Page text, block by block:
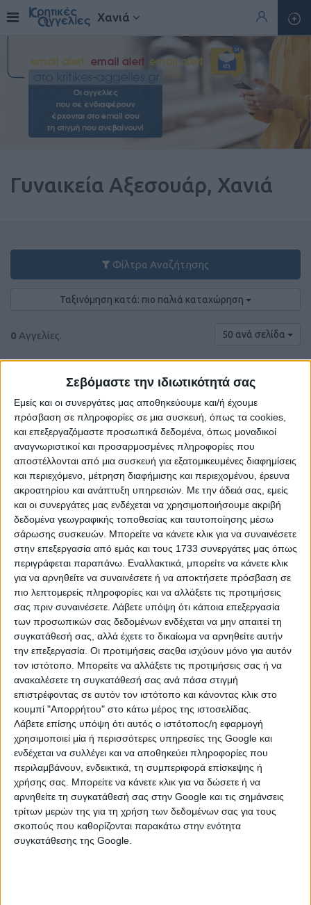
Σεβόμαστε την ιδιωτικότητά σας
Εμείς και οι συνεργάτες μας αποθηκεύουμε και/ή έχουμε
πρόσβαση σε πληροφορίες σε μια συσκευή, όπως τα cookies,
και επεξεργαζόμαστε προσωπικά δεδομένα, όπως μοναδικοί
αναγνωριστικοί και προσαρμοσμένες πληροφορίες που
αποστέλλονται από μια συσκευή για εξατομικευμένες διαφημίσεις
και περιεχόμενο, μέτρηση διαφήμισης και περιεχομένου, έρευνα
ακροατηρίου και ανάπτυξη υπηρεσιών. Με την άδειά σας, εμείς
και οι συνεργάτες μας ενδέχεται να χρησιμοποιήσουμε ακριβή
δεδομένα γεωγραφικής τοποθεσίας και ταυτοποίησης μέσω
σάρωσης συσκευών. Μπορείτε να κάνετε κλικ για να συναινέσετε
στην επεξεργασία από εμάς και τους 1733 συνεργάτες μας όπως
περιγράφεται παραπάνω. Εναλλακτικά, μπορείτε να κάνετε κλικ
για να αρνηθείτε να συναινέσετε ή να αποκτήσετε πρόσβαση σε
πιο λεπτομερείς πληροφορίες και να αλλάξετε τις προτιμήσεις
σας πριν συναινέσετε. Λάβετε υπόψη ότι κάποια επεξεργασία
των προσωπικών σας δεδομένων ενδέχεται να μην απαιτεί τη
συγκατάθεσή σας, αλλά έχετε το δικαίωμα να αρνηθείτε αυτήν
την επεξεργασία. Οι προτιμήσεις σαςθα ισχύουν μόνο για αυτόν
τον ιστότοπο. Μπορείτε να αλλάξετε τις προτιμήσεις σας ή να
ανακαλέσετε τη συγκατάθεσή σας ανά πάσα στιγμή
επιστρέφοντας σε αυτόν τον ιστότοπο και κάνοντας κλικ στο
κουμπί "Απορρήτου" στο κάτω μέρος της ιστοσελίδας.
Λάβετε επίσης υπόψη ότι αυτός ο ιστότοπος/η εφαρμογή
χρησιμοποιεί μία ή περισσότερες υπηρεσίες της Google και
ενδέχεται να συλλέγει και να αποθηκεύει πληροφορίες που
περιλαμβάνουν, ενδεικτικά, τη συμπεριφορά επίσκεψης ή
χρήσης σας. Μπορείτε να κάνετε κλικ για να δώσετε ή να
αρνηθείτε τη συγκατάθεσή σας στην Google και τις σημάνσεις
τρίτων μερών της για τη χρήση των δεδομένων σας για τους
σκοπούς που καθορίζονται παρακάτω στην ενότητα
συγκατάθεσης της Google.
Χανιά
Γυναικεία Αξεσουάρ, Χανιά
Φίλτρα Αναζήτησης
Ταξινόμηση κατά: πιο παλιά καταχώρηση
0 Αγγελίες. 50 ανά σελίδα
Δε βρέθηκαν αγγελίες σύμφωνα με τα
κριτήρια αναζήτησής σας.
Δοκιμάστε να καθαρίσετε όλα τα υπάρχοντα φίλτρα
αναζήτησης.
ΚΑΤΗΓΟΡΙΕΣ
ΑΞΕΣΟΥΑΡ
Γυναικεία Αξεσουάρ